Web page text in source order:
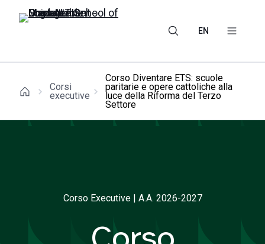
EN
Corsi
executive
Corso Diventare ETS: scuole
paritarie e opere cattoliche alla
luce della Riforma del Terzo
Settore
Corso Executive | A.A. 2026-2027